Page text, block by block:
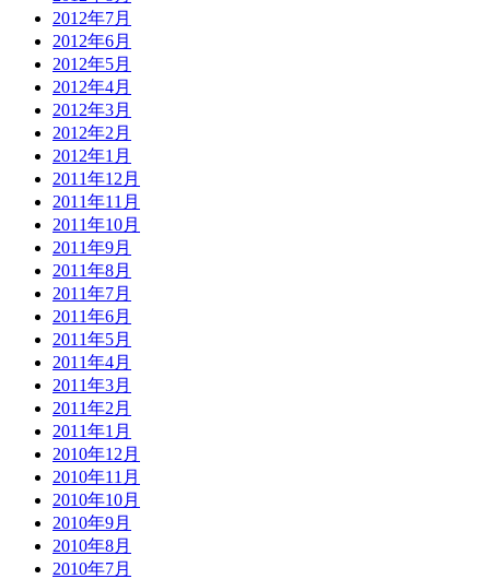
2012年7月
2012年6月
2012年5月
2012年4月
2012年3月
2012年2月
2012年1月
2011年12月
2011年11月
2011年10月
2011年9月
2011年8月
2011年7月
2011年6月
2011年5月
2011年4月
2011年3月
2011年2月
2011年1月
2010年12月
2010年11月
2010年10月
2010年9月
2010年8月
2010年7月